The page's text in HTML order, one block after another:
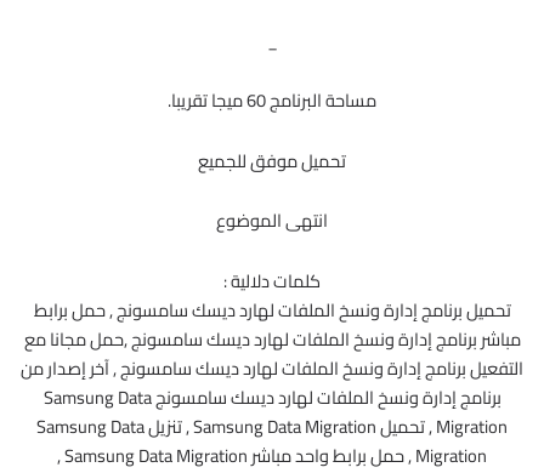
_
مساحة البرنامج 60 ميجا تقريبا.
تحميل موفق للجميع
انتهى الموضوع
كلمات دلالية :
تحميل برنامج إدارة ونسخ الملفات لهارد ديسك سامسونج , حمل برابط
مباشر برنامج إدارة ونسخ الملفات لهارد ديسك سامسونج ,حمل مجانا مع
التفعيل برنامج إدارة ونسخ الملفات لهارد ديسك سامسونج , آخر إصدار من
برنامج إدارة ونسخ الملفات لهارد ديسك سامسونج Samsung Data
Migration , تحميل Samsung Data Migration , تنزيل Samsung Data
Migration , حمل برابط واحد مباشر Samsung Data Migration ,